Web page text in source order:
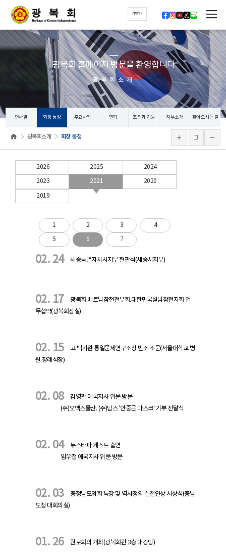
기부하기
광복회 홈페이지 방문을 환영합니다
광복회소개
인사말 회장 동정 주요사업 연혁 조직과 기능 지부소개 찾아오시는 길
광복회소개 회장 동정
2026 2025 2024
2023 2021 2020
2019
1 2 3 4
5 6 7
02. 24 세종특별자치시지부 현판식(세종시지부)
02. 17
광복회.베트남참전전우회.대한민국월남참전자회 업
무협약(광복회장실)
02. 15
고 백기완 통일문제연구소장 빈소 조문(서울대학교 병
원 장례식장)
02. 08
김영관 애국지사 위문 방문
(주)오엑스물산. (주)탐스 '안중근 마스크' 기부 전달식
02. 04
뉴스타파 게스트 출연
임우철 애국지사 위문 방문
02. 03
충청남도의회 특강 및 역사정의 실천인상 시상식(충남
도청 대회의실)
01. 26 원로회의 개최(광복회관 3층 대강당)